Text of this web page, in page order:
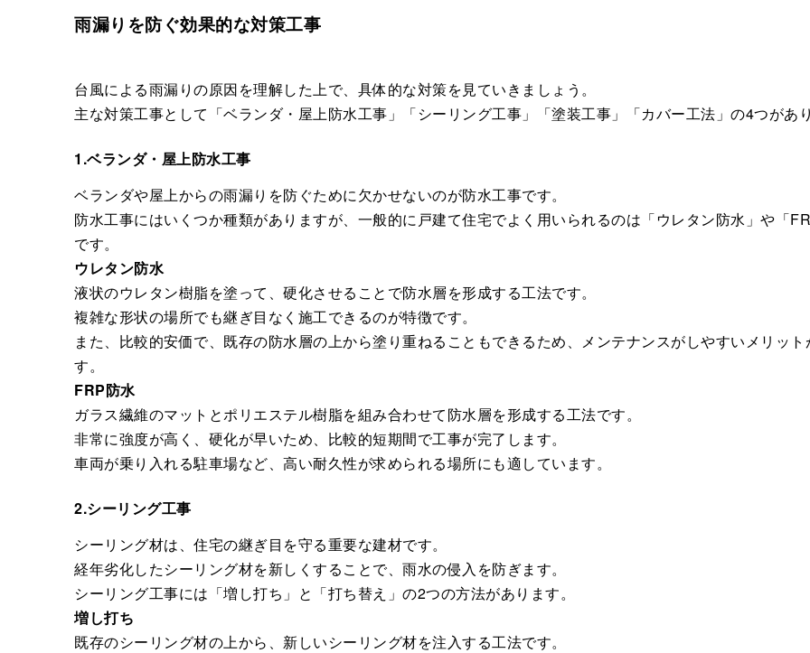
雨漏りを防ぐ効果的な対策工事
台風による雨漏りの原因を理解した上で、具体的な対策を見ていきましょう。
主な対策工事として「ベランダ・屋上防水工事」「シーリング工事」「塗装工事」「カバー工法」の4つがあ
1.ベランダ・屋上防水工事
ベランダや屋上からの雨漏りを防ぐために欠かせないのが防水工事です。
防水工事にはいくつか種類がありますが、一般的に戸建て住宅でよく用いられるのは「ウレタン防水」や「
です。
ウレタン防水
液状のウレタン樹脂を塗って、硬化させることで防水層を形成する工法です。
複雑な形状の場所でも継ぎ目なく施工できるのが特徴です。
また、比較的安価で、既存の防水層の上から塗り重ねることもできるため、メンテナンスがしやすいメリット
す。
FRP防水
ガラス繊維のマットとポリエステル樹脂を組み合わせて防水層を形成する工法です。
非常に強度が高く、硬化が早いため、比較的短期間で工事が完了します。
車両が乗り入れる駐車場など、高い耐久性が求められる場所にも適しています。
2.シーリング工事
シーリング材は、住宅の継ぎ目を守る重要な建材です。
経年劣化したシーリング材を新しくすることで、雨水の侵入を防ぎます。
シーリング工事には「増し打ち」と「打ち替え」の2つの方法があります。
増し打ち
既存のシーリング材の上から、新しいシーリング材を注入する工法です。